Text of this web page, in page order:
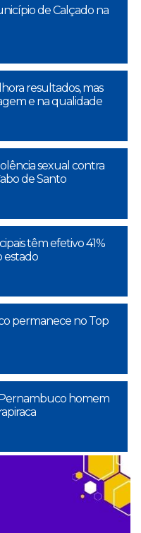
de Calçado na
resultados, mas
e na qualidade
sexual contra
de Santo
têm efetivo 41%
estado
permanece no Top
homem